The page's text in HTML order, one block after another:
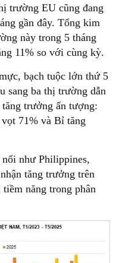
trường EU cũng đang
gần đây. Tổng kim
này trong 5 tháng
11% so với cùng kỳ.
bạch tuộc lớn thứ 5
sang ba thị trường dẫn
trưởng ấn tượng:
71% và Bỉ tăng
như Philippines,
tăng trưởng trên
năng trong phân